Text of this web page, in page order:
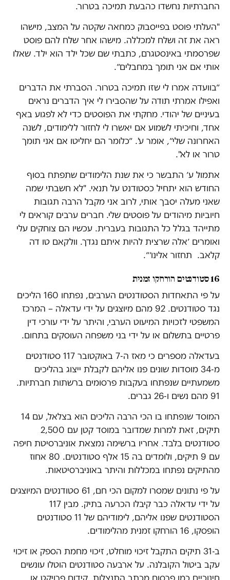
החברתיות נחשדו כהבעת תמיכה בטרור.
"העלתי פוסט בפייסבוק כמחאה שקטה על המצב, מישהו
ראה את זה ושלח למכללה. מישהו אחר שלח להם פוסט
שפרסמתי באינסטגרם, כתבתי שם שכל ילד הוא ילד. שאלו
אותי אם אני תומך במחבלים״.
״בוועדה אמרו לי שזו תמיכה בטרור. הסברתי את הדברים
ואפילו אמרתי תודה על שהסבירו לי איך הדברים נראים
בעיניים של יהודי. מחקתי את הפוסטים כדי לא לפגוע באף
אחד, וחיכיתי לשמוע אם יאשרו לי לחזור ללימודים, לשנה
האחרונה שלי״, אומר ע'. ״כלומר הם יחליטו אם אני תומך
טרור או לא".
אתמול ע׳ התבשר כי את שנת הלימודים שתפתח בסוף
החודש הוא יתחיל כסטודנט על תנאי. "לא חשבתי שמה
שאני מעלה יסבך אותי, לרוב אני מקבל הרבה תגובות
חיוביות מיהודים על פוסטים שלי. חברים ערבים קוראים לי
מתייהד בגלל כל התגובות בעברית. עכשיו הם צוחקים עלי
ואומרים ׳אלה שרצית להיות איתם נגדך. וולקאם טו דה
קלאב. תחזור אלינו׳״.
16 סטודנטים הורחקו זמנית
על פי התאחדות הסטודנטים הערבים, נפתחו 160 הליכים
נגד סטודנטים. 92 מהם מיוצגים על ידי עדאלה – המרכז
המשפטי לזכויות המיעוט הערבי, והיתר על ידי עורכי דין
פרטיים בתשלום או על ידי בני משפחה העוסקים בתחום.
בעדאלה מספרים כי מאז ה-7 באוקטובר 117 סטודנטים
מ-34 מוסדות שונים פנו אליהם לקבלת ייצוג בהליכים
משמעתיים שנפתחו בעקבות פרסומים ברשתות חברתיות.
91 מהם נשים ו-26 גברים.
המוסד שנפתחו בו הכי הרבה הליכים הוא בצלאל, עם 14
תיקים, זאת למרות שמדובר במוסד קטן עם 2,500
סטודנטים בלבד. אחריו ברשימה נמצאת אוניברסיטת חיפה
עם 9 תיקים, ולומדים בה 15 אלף סטודנטים. 80 אחוז
מהתיקים נפתחו במכללות והיתר באוניברסיטאות.
על פי נתונים שמסרו למקום הכי חם, 61 סטודנטים המיוצגים
על ידי עדאלה כבר קיבלו הכרעה בתיק. מבין 117
הסטודנטים שפנו אליהם, לימודיהם של 11 סטודנטים
הופסקו, 16 הורחקו זמנית מהלימודים.
ב-31 תיקים התקבל זיכוי מוחלט, זיכוי מחמת הספק או זיכוי
עקב ביטול הקובלנה. על ארבעה סטודנטים הוטלו עונשים